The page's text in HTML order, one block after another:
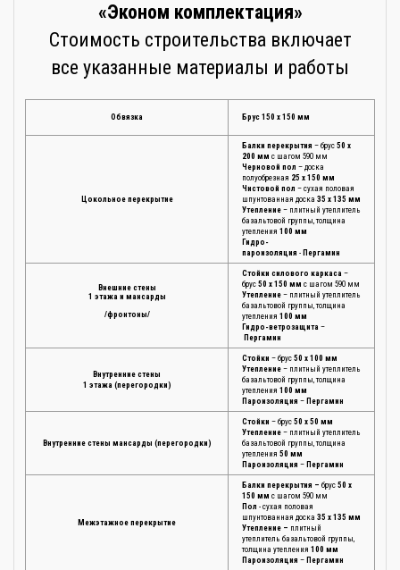
«Эконом комплектация»
Стоимость строительства включает
все указанные материалы и работы
Обвязка Брус 150 х 150 мм
Цокольное перекрытие
Балки перекрытия – брус 50 х
200 мм с шагом 590 мм
Черновой пол – доска
полуобрезная 25 х 150 мм
Чистовой пол – сухая половая
шпунтованная доска 35 х 135 мм
Утепление – плитный утеплитель
базальтовой группы, толщина
утепления 100 мм
Гидро-
пароизоляция - Пергамин
Внешние стены
1 этажа и мансарды
/фронтоны/
Стойки силового каркаса –
брус 50 х 150 мм с шагом 590 мм
Утепление – плитный утеплитель
базальтовой группы, толщина
утепления 100 мм
Гидро-ветрозащита –
Пергамин
Внутренние стены
1 этажа (перегородки)
Стойки – брус 50 х 100 мм
Утепление – плитный утеплитель
базальтовой группы, толщина
утепления 100 мм
Пароизоляция – Пергамин
Внутренние стены мансарды (перегородки)
Стойки – брус 50 х 50 мм
Утепление – плитный утеплитель
базальтовой группы, толщина
утепления 50 мм
Пароизоляция – Пергамин
Межэтажное перекрытие
Балки перекрытия – брус 50 х
150 мм с шагом 590 мм
Пол - сухая половая
шпунтованная доска 35 х 135 мм
Утепление – плитный
утеплитель базальтовой группы,
толщина утепления 100 мм
Пароизоляция – Пергамин